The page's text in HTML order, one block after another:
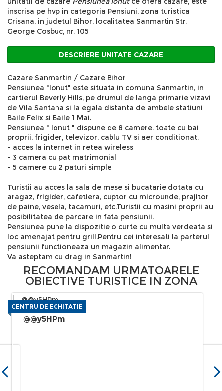
inscrisa pe hvp in categoria Pensiuni, zona turistica
Crisana, in judetul Bihor, localitatea Sanmartin Str.
George Cosbuc, nr. 105
DESCRIERE UNITATE CAZARE
Cazare Sanmartin / Cazare Bihor
Pensiunea "Ionut" este situata in comuna Sanmartin, in
cartierul Beverly Hills, pe drumul de langa primarie vizavi
de Vila Santana si la egala distanta de ambele statiuni
Baile Felix si Baile 1 Mai.
Pensiunea " Ionut " dispune de 8 camere, toate cu bai
proprii, frigider, televizor, cablu TV si aer conditionat.
- acces la internet in retea wireless
- 3 camera cu pat matrimonial
- 5 camere cu 2 paturi simple
Turistii au acces la sala de mese si bucatarie dotata cu
aragaz, frigider, cafetiera, cuptor cu microunde, prajitor
de paine, vesela, tacamuri, etc.Turistii cu masini proprii au
posibilitatea de parcare in fata pensiunii.
Pensiunea pune la dispozitie o curte cu multa verdeata si
loc amenajat pentru grill.Pentru cei interesati la parterul
pensiunii functioneaza un magazin alimentar.
Va asteptam cu drag in Sanmartin!
RECOMANDAM URMATOARELE
OBIECTIVE TURISTICE IN ZONA
CENTRU DE ECHITATIE
@@y5HPm